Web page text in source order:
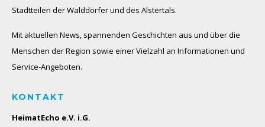
Stadtteilen der Walddörfer und des Alstertals.
Mit aktuellen News, spannenden Geschichten aus und über die
Menschen der Region sowie einer Vielzahl an Informationen und
Service-Angeboten.
KONTAKT
HeimatEcho e.V. i.G.